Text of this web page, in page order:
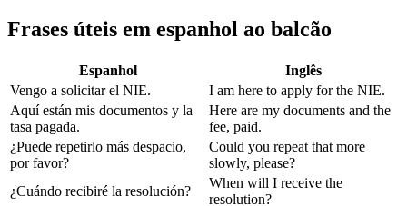
Frases úteis em espanhol ao balcão
Espanhol
Inglês
Vengo a solicitar el NIE.
I am here to apply for the NIE.
Aquí están mis documentos y la
tasa pagada.
Here are my documents and the
fee, paid.
¿Puede repetirlo más despacio,
por favor?
Could you repeat that more
slowly, please?
¿Cuándo recibiré la resolución?
When will I receive the
resolution?